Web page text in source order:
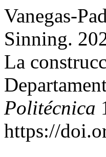
Vanegas-
Sinning.
La
Politécnica
https://